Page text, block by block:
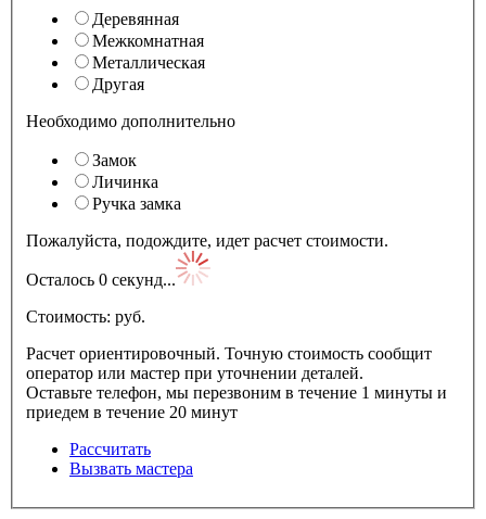
Деревянная
Межкомнатная
Металлическая
Другая
Необходимо дополнительно
Замок
Личинка
Ручка замка
Пожалуйста, подождите, идет расчет стоимости.
Осталось 0 секунд...
Стоимость: pуб.
Расчет ориентировочный. Точную стоимость сообщит
оператор или мастер при уточнении деталей.
Оставьте телефон, мы перезвоним в течение 1 минуты и
приедем в течение 20 минут
Рассчитать
Вызвать мастера